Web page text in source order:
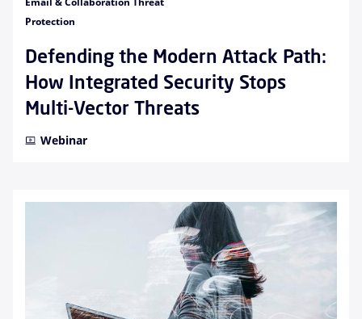
Protection
Defending the Modern Attack Path:
How Integrated Security Stops
Multi-Vector Threats
Webinar